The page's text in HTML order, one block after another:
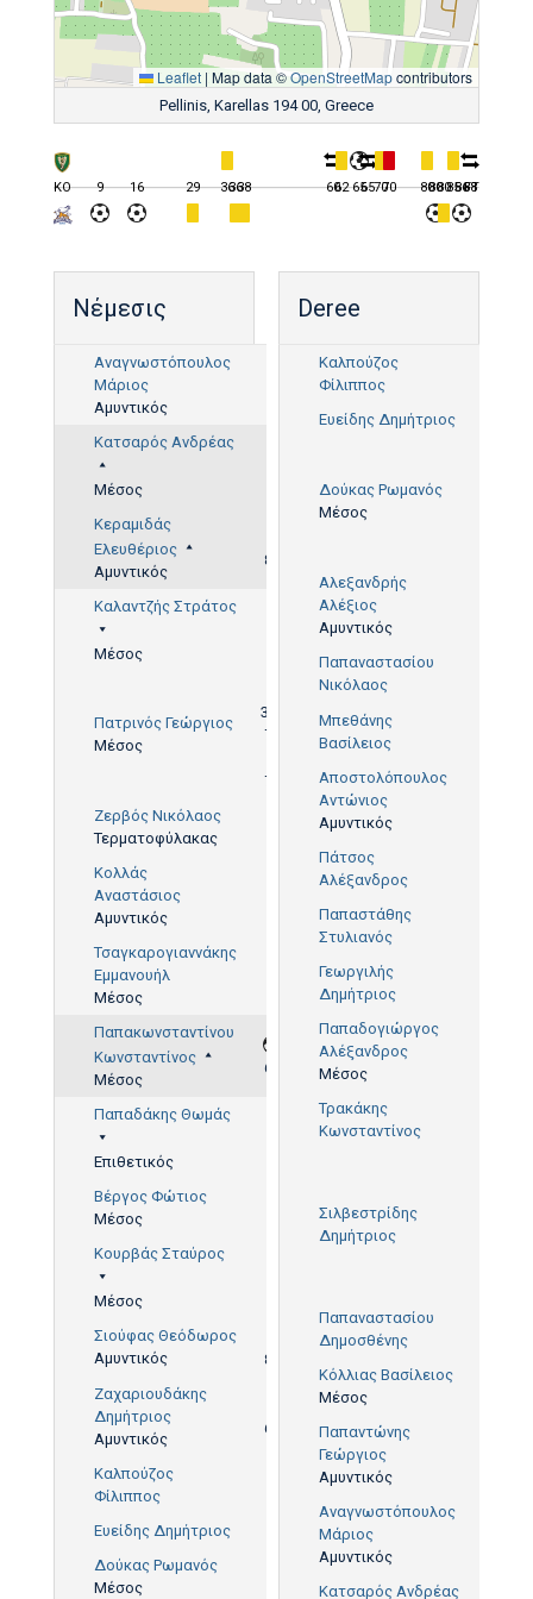
Leaflet | Map data ©OpenStreetMapcontributors
Pellinis, Karellas 194 00, Greece
KO 9 16 29 363638 606265657070 808080858688
FT
Νέμεσις
Αναγνωστόπουλος
Μάριος
Αμυντικός
Κατσαρός Ανδρέας
Μέσος
Κεραμιδάς
Ελευθέριος
Αμυντικός
80'
Καλαντζής Στράτος
Μέσος
Πατρινός Γεώργιος
Μέσος
36',
70'
70'
Ζερβός Νικόλαος
Τερματοφύλακας
Κολλάς
Αναστάσιος
Αμυντικός
Τσαγκαρογιαννάκης
Εμμανουήλ
Μέσος
Παπακωνσταντίνου
Κωνσταντίνος
Μέσος
65'
Παπαδάκης Θωμάς
Επιθετικός
Βέργος Φώτιος
Μέσος
Κουρβάς Σταύρος
Μέσος
Σιούφας Θεόδωρος
Αμυντικός
85'
Ζαχαριουδάκης
Δημήτριος
Αμυντικός
62'
Καλπούζος
Φίλιππος
Ευείδης Δημήτριος
Δούκας Ρωμανός
Μέσος
Deree
Καλπούζος
Φίλιππος
Ευείδης Δημήτριος
Δούκας Ρωμανός
Μέσος
Αλεξανδρής
Αλέξιος
Αμυντικός
Παπαναστασίου
Νικόλαος
Μπεθάνης
Βασίλειος
Αποστολόπουλος
Αντώνιος
Αμυντικός
Πάτσος
Αλέξανδρος
Παπαστάθης
Στυλιανός
Γεωργιλής
Δημήτριος
Παπαδογιώργος
Αλέξανδρος
Μέσος
Τρακάκης
Κωνσταντίνος
Σιλβεστρίδης
Δημήτριος
Παπαναστασίου
Δημοσθένης
Κόλλιας Βασίλειος
Μέσος
Παπαντώνης
Γεώργιος
Αμυντικός
Αναγνωστόπουλος
Μάριος
Αμυντικός
Κατσαρός Ανδρέας